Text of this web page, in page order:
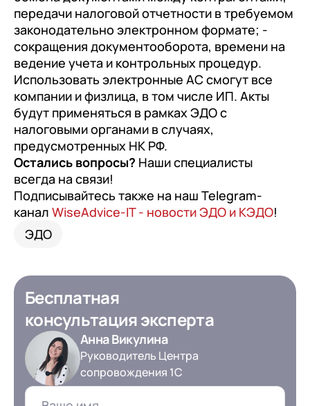
передачи налоговой отчетности в требуемом
законодательно электронном формате; -
сокращения документооборота, времени на
ведение учета и контрольных процедур.
Использовать электронные АС смогут все
компании и физлица, в том числе ИП. Акты
будут применяться в рамках ЭДО с
налоговыми органами в случаях,
предусмотренных НК РФ.
Остались вопросы? Наши специалисты
всегда на связи!
Подписывайтесь также на наш Telegram-
канал WiseAdvice-IT - новости ЭДО и КЭДО!
ЭДО
Бесплатная
консультация эксперта
Анна Викулина
Руководитель Центра
сопровождения 1С
Переход с Terrasoft CRM на 1С:CRM или
1С-Битрикс 24
документооборот (КЭДО)
1С:Кабинет сотрудника
Внутренний документооборот (СЭД)
1С:Документооборот 8
Управление финансами (FRP)
1С:Управление холдингом
WA:Финансист
Отраслевые решения
Легкая логистика
Бизнес-аналитика (BI)
Управление взаимоотношениями с
1С:CRM
Лицензии 1С
Прочие отрасли
Контакты
Релокация
Грейды
Истории успеха
Отзывы сотрудников